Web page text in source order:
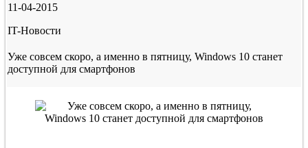
11-04-2015
IT-Новости
Уже совсем скоро, а именно в пятницу, Windows 10 станет
доступной для смартфонов